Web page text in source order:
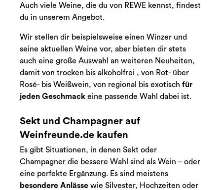
Auch viele Weine, die du von REWE kennst, findest
du in unserem Angebot.
Wir stellen dir beispielsweise einen Winzer und
seine aktuellen Weine vor, aber bieten dir stets
auch eine große Auswahl an weiteren Neuheiten,
damit von trocken bis alkoholfrei , von Rot- über
Rosé- bis Weißwein, von regional bis exotisch für
jeden Geschmack eine passende Wahl dabei ist.
Sekt und Champagner auf
Weinfreunde.de kaufen
Es gibt Situationen, in denen Sekt oder
Champagner die bessere Wahl sind als Wein – oder
eine perfekte Ergänzung. Es sind meistens
besondere Anlässe wie Silvester, Hochzeiten oder